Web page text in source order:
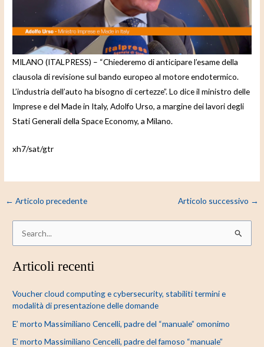
e
o
MILANO (ITALPRESS) – “Chiederemo di anticipare l’esame della
clausola di revisione sul bando europeo al motore endotermico.
L’industria dell’auto ha bisogno di certezze”. Lo dice il ministro delle
Imprese e del Made in Italy, Adolfo Urso, a margine dei lavori degli
Stati Generali della Space Economy, a Milano.
xh7/sat/gtr
← Articolo precedente Articolo successivo →
r
a
Articoli recenti
Voucher cloud computing e cybersecurity, stabiliti termini e
modalità di presentazione delle domande
E’ morto Massimiliano Cencelli, padre del “manuale” omonimo
E’ morto Massimiliano Cencelli, padre del famoso “manuale”